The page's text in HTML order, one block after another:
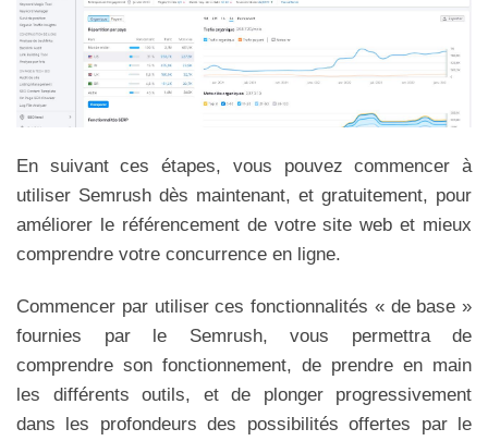
En suivant ces étapes, vous pouvez commencer à
utiliser Semrush dès maintenant, et gratuitement, pour
améliorer le référencement de votre site web et mieux
comprendre votre concurrence en ligne.
Commencer par utiliser ces fonctionnalités « de base »
fournies par le Semrush, vous permettra de
comprendre son fonctionnement, de prendre en main
les différents outils, et de plonger progressivement
dans les profondeurs des possibilités offertes par le